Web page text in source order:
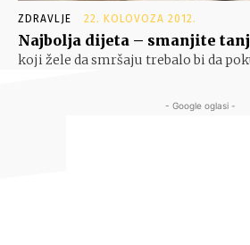
ZDRAVLJE 22. KOLOVOZA 2012.
Najbolja dijeta – smanjite
koji žele da smršaju trebalo bi da
- Google oglasi -